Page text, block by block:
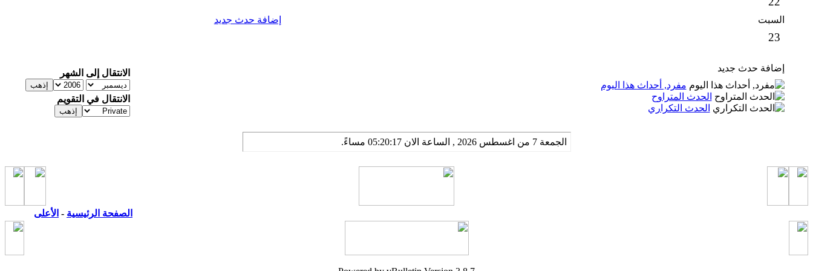
إضافة حدث جديد السبت
23
إضافة حدث جديد
مفرد, أحداث هذا اليوم
الحدث المتراوح
الحدث التكراري
الانتقال إلى الشهر
الانتقال في التقويم
الجمعة 7 من اغسطس 2026 , الساعة الان 05:20:17 مساءً.
الصفحة الرئيسية - الأعلى